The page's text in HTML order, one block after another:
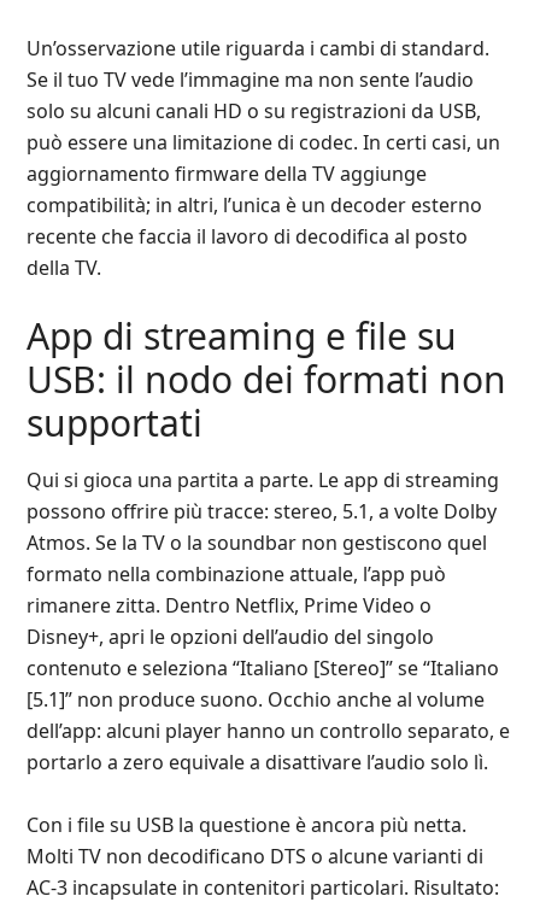
Un’osservazione utile riguarda i cambi di standard.
Se il tuo TV vede l’immagine ma non sente l’audio
solo su alcuni canali HD o su registrazioni da USB,
può essere una limitazione di codec. In certi casi, un
aggiornamento firmware della TV aggiunge
compatibilità; in altri, l’unica è un decoder esterno
recente che faccia il lavoro di decodifica al posto
della TV.
App di streaming e file su
USB: il nodo dei formati non
supportati
Qui si gioca una partita a parte. Le app di streaming
possono offrire più tracce: stereo, 5.1, a volte Dolby
Atmos. Se la TV o la soundbar non gestiscono quel
formato nella combinazione attuale, l’app può
rimanere zitta. Dentro Netflix, Prime Video o
Disney+, apri le opzioni dell’audio del singolo
contenuto e seleziona “Italiano [Stereo]” se “Italiano
[5.1]” non produce suono. Occhio anche al volume
dell’app: alcuni player hanno un controllo separato, e
portarlo a zero equivale a disattivare l’audio solo lì.
Con i file su USB la questione è ancora più netta.
Molti TV non decodificano DTS o alcune varianti di
AC‑3 incapsulate in contenitori particolari. Risultato: